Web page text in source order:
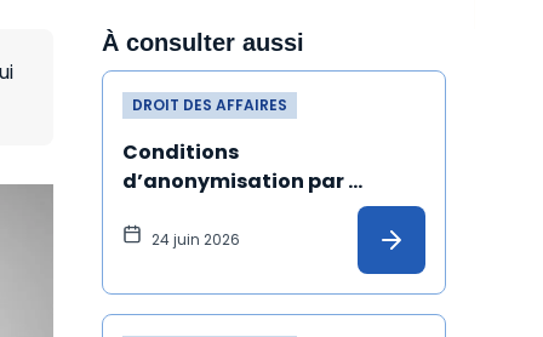
À consulter aussi
DROIT DES AFFAIRES
Conditions
d’anonymisation par
données à caractère
24 juin 2026